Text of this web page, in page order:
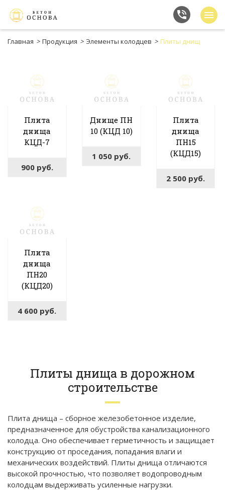
Главная > Продукция > Элементы колодцев > Плиты днищ
Плита
днища
КЦД-7
900руб.
Днище ПН
10 (КЦД 10)
1 050 руб.
Плита
днища
ПН15
(КЦД15)
2 500 руб.
Плита
днища
ПН20
(КЦД20)
4 600 руб.
Плиты днища в дорожном
строительстве
Плита днища – сборное железобетонное изделие,
предназначенное для обустройства канализационного
колодца. Оно обеспечивает герметичность и защищает
конструкцию от проседания, попадания влаги и
механических воздействий. Плиты днища отличаются
высокой прочностью, что позволяет водопроводным
колодцам выдерживать усиленные нагрузки.